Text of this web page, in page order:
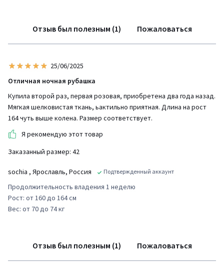
Отзыв был полезным (1) Пожаловаться
25/06/2025
Отличная ночная рубашка
Купила второй раз, первая розовая, приобретена два года назад.
Мягкая шелковистая ткань, ьактильно приятная. Длина на рост
164 чуть выше колена. Размер соответствует.
Я рекомендую этот товар
Заказанный размер: 42
sochia , Ярославль, Россия Подтвержденный аккаунт
Продолжительность владения 1 неделю
Рост: от 160 до 164 см
Вес: от 70 до 74 кг
Отзыв был полезным (1) Пожаловаться